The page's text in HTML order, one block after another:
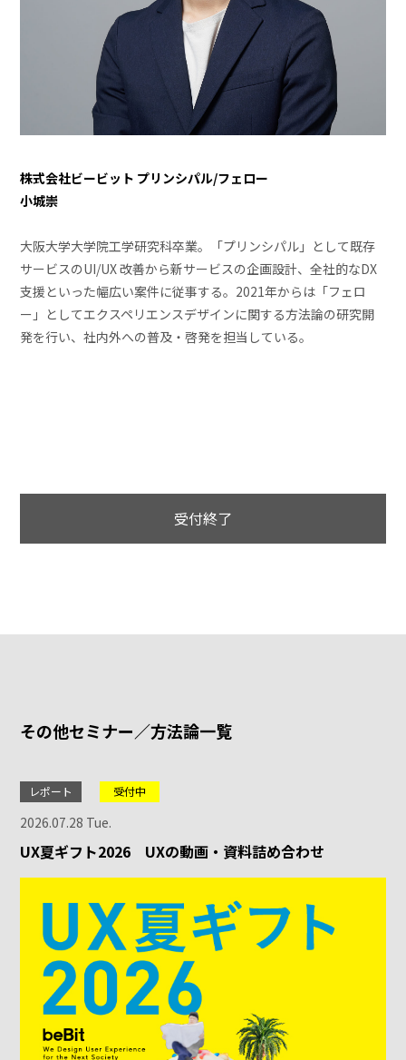
株式会社ビービット プリンシパル/フェロー
小城崇
大阪大学大学院工学研究科卒業。「プリンシパル」として既存
サービスのUI/UX 改善から新サービスの企画設計、全社的なDX
支援といった幅広い案件に従事する。2021年からは「フェロ
ー」としてエクスペリエンスデザインに関する方法論の研究開
発を行い、社内外への普及・啓発を担当している。
受付終了
その他セミナー／方法論一覧
レポート 受付中
2026.07.28 Tue.
UX夏ギフト2026 UXの動画・資料詰め合わせ